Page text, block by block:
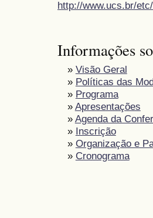
http://www.ucs.br/
Informações
» Visão Geral
» Políticas das
» Programa
» Apresentações
» Agenda da
» Inscrição
» Organização e
» Cronograma